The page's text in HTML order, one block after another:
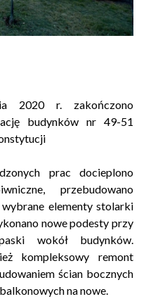
2020 r. zakończono
budynków nr 49-51
prac docieplono
przebudowano
elementy stolarki
nowe podesty przy
wokół budynków.
kompleksowy remont
ścian bocznych
na nowe.